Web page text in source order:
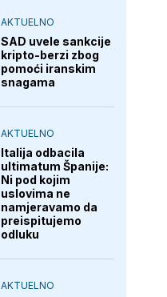
AKTUELNO
SAD uvele sankcije
kripto-berzi zbog
pomoći iranskim
snagama
AKTUELNO
Italija odbacila
ultimatum Španije:
Ni pod kojim
uslovima ne
namjeravamo da
preispitujemo
odluku
AKTUELNO